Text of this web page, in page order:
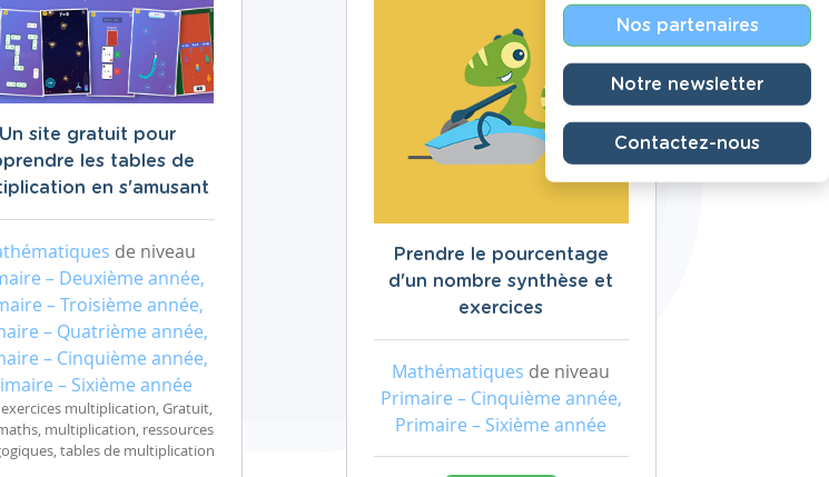
Un site gratuit pour
les tables de
en s'amusant
de niveau
– Deuxième année,
– Troisième année,
– Quatrième année,
– Cinquième année,
– Sixième année
exercices multiplication, Gratuit,
multiplication, ressources
tables de multiplication
Prendre le pourcentage
d'un nombre synthèse et
exercices
Mathématiques de niveau
Primaire – Cinquième année,
Primaire – Sixième année
Nos partenaires
Notre newsletter
Contactez-nous